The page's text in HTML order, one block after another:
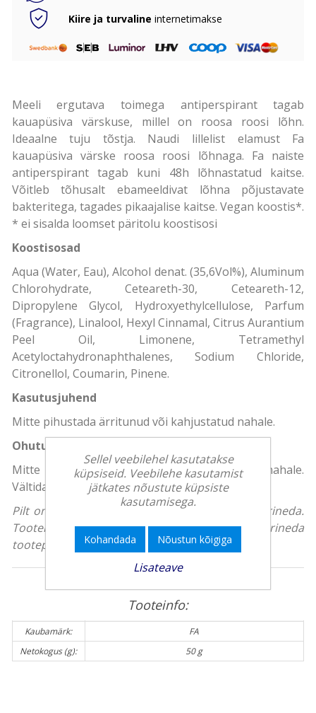
Kiire ja turvaline internetimakse
Meeli ergutava toimega antiperspirant tagab
kauapüsiva värskuse, millel on roosa roosi lõhn.
Ideaalne tuju tõstja. Naudi lillelist elamust Fa
kauapüsiva värske roosa roosi lõhnaga. Fa naiste
antiperspirant tagab kuni 48h lõhnastatud kaitse.
Võitleb tõhusalt ebameeldivat lõhna põjustavate
bakteritega, tagades pikaajalise kaitse. Vegan koostis*.
* ei sisalda loomset päritolu koostisosi
Koostisosad
Aqua (Water, Eau), Alcohol denat. (35,6Vol%), Aluminum
Chlorohydrate, Ceteareth-30, Ceteareth-12,
Dipropylene Glycol, Hydroxyethylcellulose, Parfum
(Fragrance), Linalool, Hexyl Cinnamal, Citrus Aurantium
Peel Oil, Limonene, Tetramethyl
Acetyloctahydronaphthalenes, Sodium Chloride,
Citronellol, Coumarin, Pinene.
Kasutusjuhend
Mitte pihustada ärritunud või kahjustatud nahale.
Ohutus
Mitte pihustada ärritunud või kahjustatud nahale.
Vältida silma sattumist.
Pilt on illustreeriv, toote tegelik välimus võib erineda.
Tootekirjeldus on üldise iseloomuga ning võib erineda
tootepakendil olevast teabest.
Tooteinfo:
Kaubamärk:
FA
Netokogus (g):
50 g
Sellel veebilehel kasutatakse
küpsiseid. Veebilehe kasutamist
jätkates nõustute küpsiste
kasutamisega.
Kohandada Nõustun kõigiga
Lisateave